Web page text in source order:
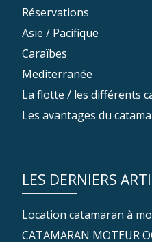
Réservations
Asie / Pacifique
Caraïbes
Mediterranée
La flotte / les différents
Les avantages du
LES DERNIERS
Location catamaran à
CATAMARAN MOTEUR